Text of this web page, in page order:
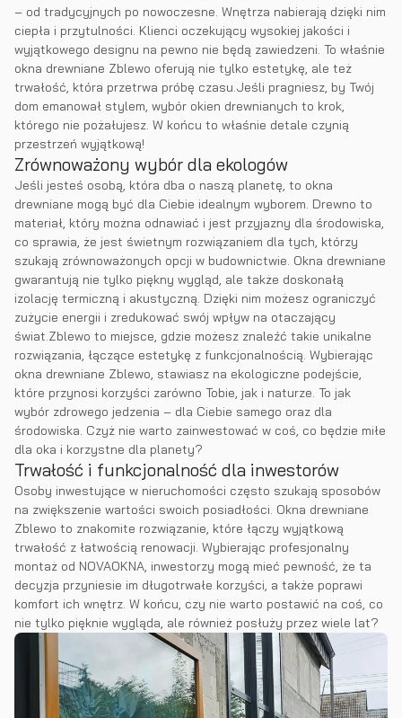
– od tradycyjnych po nowoczesne. Wnętrza nabierają dzięki nim
ciepła i przytulności. Klienci oczekujący wysokiej jakości i
wyjątkowego designu na pewno nie będą zawiedzeni. To właśnie
okna drewniane Zblewo oferują nie tylko estetykę, ale też
trwałość, która przetrwa próbę czasu.Jeśli pragniesz, by Twój
dom emanował stylem, wybór okien drewnianych to krok,
którego nie pożałujesz. W końcu to właśnie detale czynią
przestrzeń wyjątkową!
Zrównoważony wybór dla ekologów
Jeśli jesteś osobą, która dba o naszą planetę, to okna
drewniane mogą być dla Ciebie idealnym wyborem. Drewno to
materiał, który można odnawiać i jest przyjazny dla środowiska,
co sprawia, że jest świetnym rozwiązaniem dla tych, którzy
szukają zrównoważonych opcji w budownictwie. Okna drewniane
gwarantują nie tylko piękny wygląd, ale także doskonałą
izolację termiczną i akustyczną. Dzięki nim możesz ograniczyć
zużycie energii i zredukować swój wpływ na otaczający
świat.Zblewo to miejsce, gdzie możesz znaleźć takie unikalne
rozwiązania, łączące estetykę z funkcjonalnością. Wybierając
okna drewniane Zblewo, stawiasz na ekologiczne podejście,
które przynosi korzyści zarówno Tobie, jak i naturze. To jak
wybór zdrowego jedzenia – dla Ciebie samego oraz dla
środowiska. Czyż nie warto zainwestować w coś, co będzie miłe
dla oka i korzystne dla planety?
Trwałość i funkcjonalność dla inwestorów
Osoby inwestujące w nieruchomości często szukają sposobów
na zwiększenie wartości swoich posiadłości. Okna drewniane
Zblewo to znakomite rozwiązanie, które łączy wyjątkową
trwałość z łatwością renowacji. Wybierając profesjonalny
montaż od NOVAOKNA, inwestorzy mogą mieć pewność, że ta
decyzja przyniesie im długotrwałe korzyści, a także poprawi
komfort ich wnętrz. W końcu, czy nie warto postawić na coś, co
nie tylko pięknie wygląda, ale również posłuży przez wiele lat?